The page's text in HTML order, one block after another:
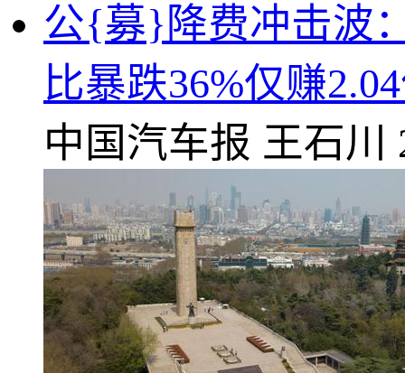
公{募}降费冲击波
比暴跌36%仅赚
中国汽车报 王石川